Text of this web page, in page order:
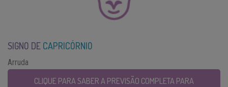
SIGNO DE CAPRICÓRNIO
Arruda
CLIQUE PARA SABER A PREVISÃO COMPLETA PARA